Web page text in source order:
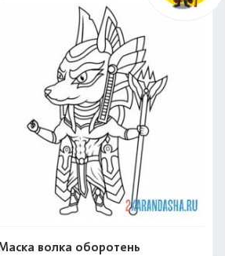
волка оборотень